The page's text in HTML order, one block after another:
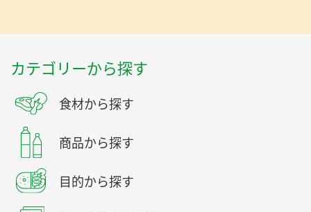
カテゴリーから探す
食材から探す
商品から探す
目的から探す